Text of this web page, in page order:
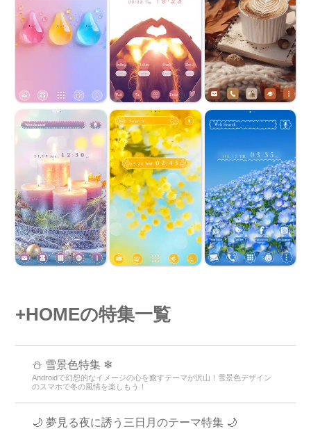
+HOMEの特集一覧
⛄ 雪景色特集 ❄
Androidで幻想的なイメージの心を癒すテーマが沢山！雪景色デザイン
のスマホで冬の風情を楽しもう！
🌙 夢見る夜に誘う三日月のテーマ特集 🌙